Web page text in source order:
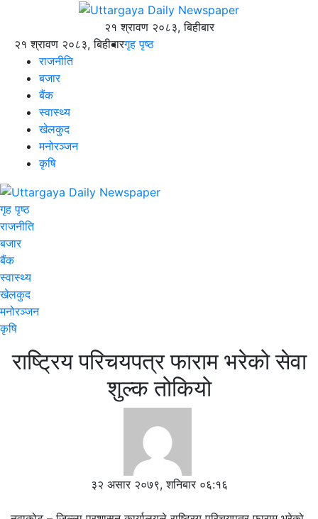
२१ श्रावण २०८३, बिहीबार
२१ श्रावण २०८३, बिहीबारगृह पृष्ठ
राजनीति
बजार
बैंक
स्वास्थ्य
खेलकुद
मनोरञ्जन
कृषि
गृह पृष्ठ
राजनीति
बजार
बैंक
स्वास्थ्य
खेलकुद
मनोरञ्जन
कृषि
राष्ट्रिय परिचयपत्र फाराम भरेको सेवा
शुल्क तोकियो
३२ असार २०७९, शनिबार ०६:१६